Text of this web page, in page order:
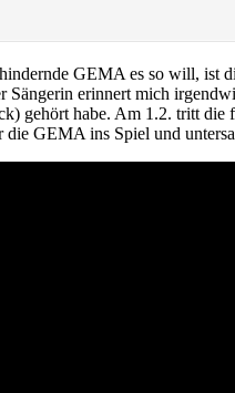
GEMA es so will, ist
erinnert mich
gehört habe. Am 1.2. tritt
GEMA ins Spiel und